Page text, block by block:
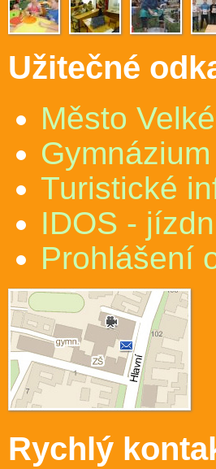
Užitečné
Město
Turistické
IDOS -
Prohlášení
Rychlý